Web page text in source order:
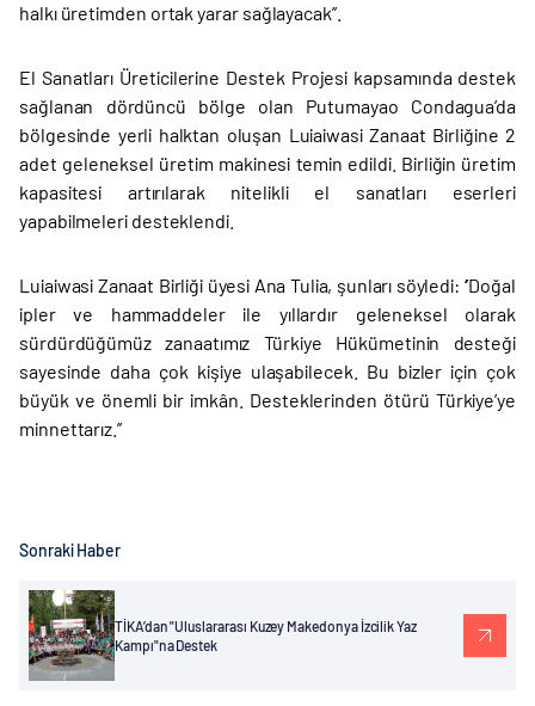
halkı üretimden ortak yarar sağlayacak’’.
El Sanatları Üreticilerine Destek Projesi kapsamında destek
sağlanan dördüncü bölge olan Putumayao Condagua’da
bölgesinde yerli halktan oluşan Luiaiwasi Zanaat Birliğine 2
adet geleneksel üretim makinesi temin edildi. Birliğin üretim
kapasitesi artırılarak nitelikli el sanatları eserleri
yapabilmeleri desteklendi.
Luiaiwasi Zanaat Birliği üyesi Ana Tulia, şunları söyledi: ‘’Doğal
ipler ve hammaddeler ile yıllardır geleneksel olarak
sürdürdüğümüz zanaatımız Türkiye Hükümetinin desteği
sayesinde daha çok kişiye ulaşabilecek. Bu bizler için çok
büyük ve önemli bir imkân. Desteklerinden ötürü Türkiye’ye
minnettarız.’’
Sonraki Haber
TİKA’dan "Uluslararası Kuzey Makedonya İzcilik Yaz
Kampı"na Destek